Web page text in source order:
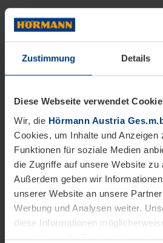
Zustimmung Details
Diese Webseite verwendet
Wir, die Hörmann Austria
Cookies, um Inhalte und Anzeigen
Funktionen für soziale Medien
die Zugriffe auf unsere Website zu
Außerdem geben wir
unserer Website an unsere
Werbung und Analysen weiter.
diese Informationen
zusammen, die Sie ihnen